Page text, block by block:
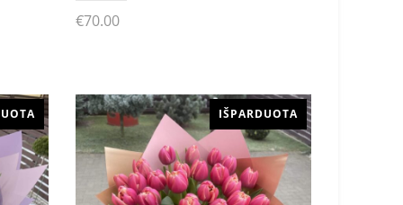
€70.00
IŠPARDUOTA